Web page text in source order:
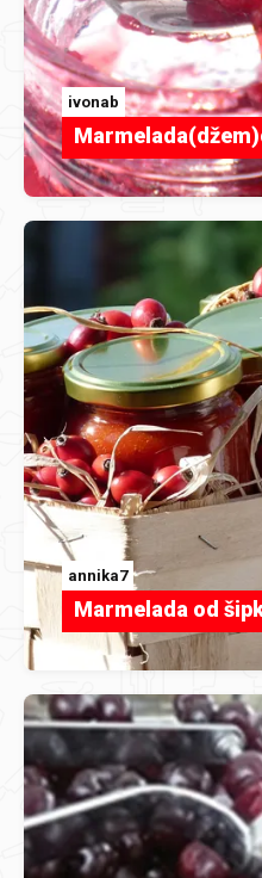
ivonab
annika7
Marmelada od